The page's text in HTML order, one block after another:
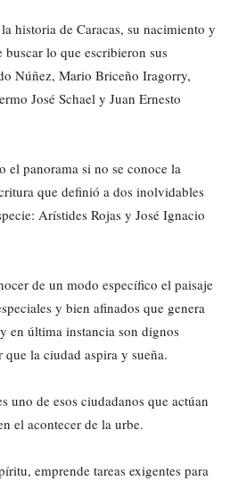
historia de Caracas, su nacimiento y
lo que escribieron sus
Núñez, Mario Briceño Iragorry,
José Schael y Juan Ernesto
el panorama si no se conoce la
que definió a dos inolvidables
Arístides Rojas y José Ignacio
de un modo específico el paisaje
y bien afinados que genera
en última instancia son dignos
que la ciudad aspira y sueña.
uno de esos ciudadanos que actúan
el acontecer de la urbe.
emprende tareas exigentes para